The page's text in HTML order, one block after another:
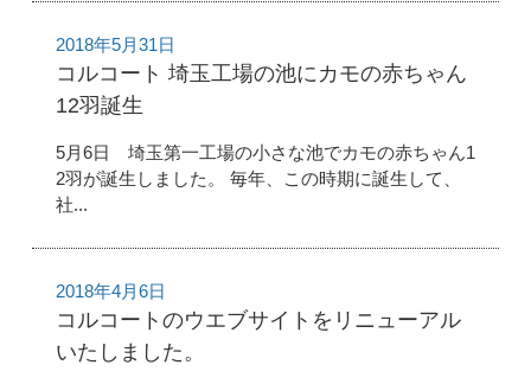
2018年5月31日
コルコート 埼玉工場の池にカモの赤ちゃん
12羽誕生
5月6日 埼玉第一工場の小さな池でカモの赤ちゃん1
2羽が誕生しました。 毎年、この時期に誕生して、
社...
2018年4月6日
コルコートのウエブサイトをリニューアル
いたしました。